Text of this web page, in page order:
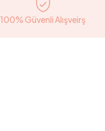
100% Güvenli Alışveirş